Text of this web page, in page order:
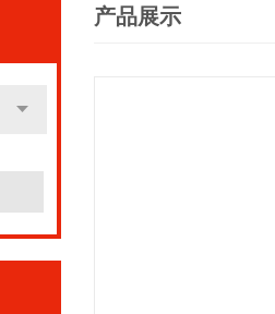
产品展示